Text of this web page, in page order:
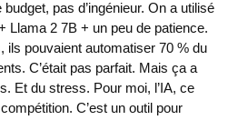
pas d’ingénieur. On a utilisé
Llama 2 7B + un peu de patience.
ils pouvaient automatiser 70 % du
C’était pas parfait. Mais ça a
Et du stress. Pour moi, l’IA, ce
C’est un outil pour